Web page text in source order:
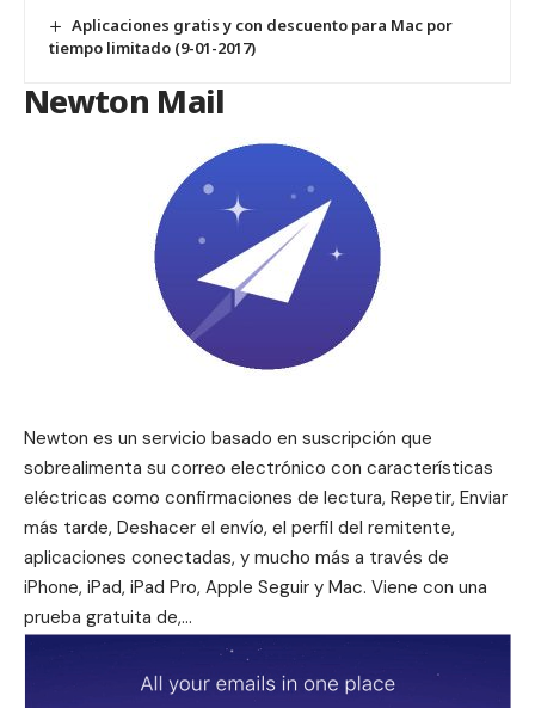
Aplicaciones gratis y con descuento para Mac por
tiempo limitado (9-01-2017)
Newton Mail
Newton es un servicio basado en suscripción que
sobrealimenta su correo electrónico con características
eléctricas como confirmaciones de lectura, Repetir, Enviar
más tarde, Deshacer el envío, el perfil del remitente,
aplicaciones conectadas, y mucho más a través de
iPhone, iPad, iPad Pro, Apple Seguir y Mac. Viene con una
prueba gratuita de,…